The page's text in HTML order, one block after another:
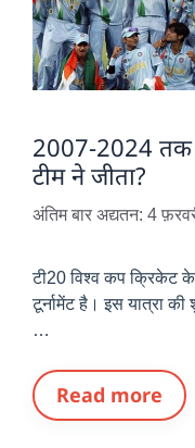
2007-2024 तक
टीम ने जीता?
अंतिम बार अद्यतन: 4
टी20 विश्व कप क्रिकेट
टूर्नामेंट है। इस यात्रा
…
Read more